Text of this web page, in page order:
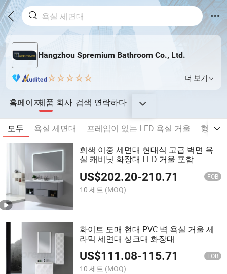
Hangzhou Spremium Bathroom Co., Ltd.
더 보기
홈페이지제품 회사 검색 연락하다
모두 욕실 세면대 프레임이 있는 LED 욕실 거울
형태
회색 이중 세면대 현대식 고급 벽면 욕
실 캐비닛 화장대 LED 거울 포함
US$202.20-210.71 FOB
10 세트 (MOQ)
화이트 도매 현대 PVC 벽 욕실 거울 세
라믹 세면대 싱크대 화장대
US$111.08-115.71 FOB
10 세트 (MOQ)